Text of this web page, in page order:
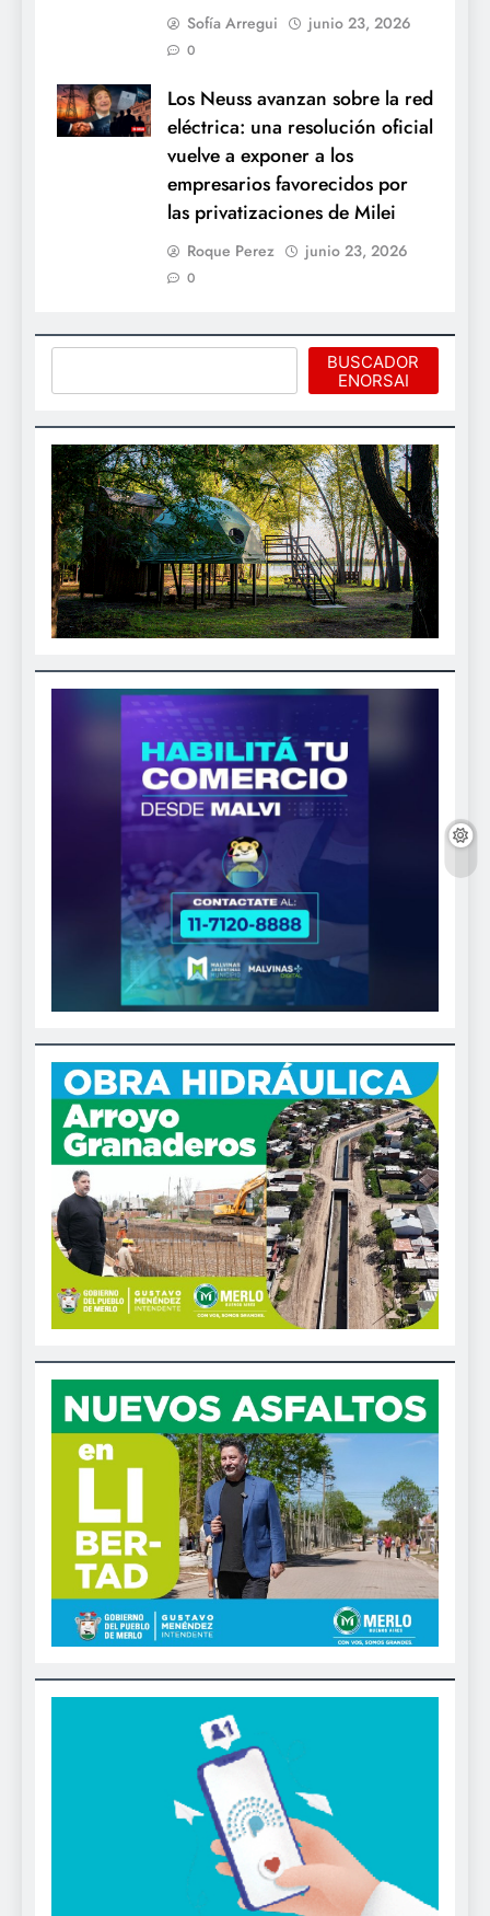
Sofía Arregui junio 23, 2026
0
Los Neuss avanzan sobre la red
eléctrica: una resolución oficial
vuelve a exponer a los
empresarios favorecidos por
las privatizaciones de Milei
Roque Perez junio 23, 2026
0
BUSCADOR
ENORSAI